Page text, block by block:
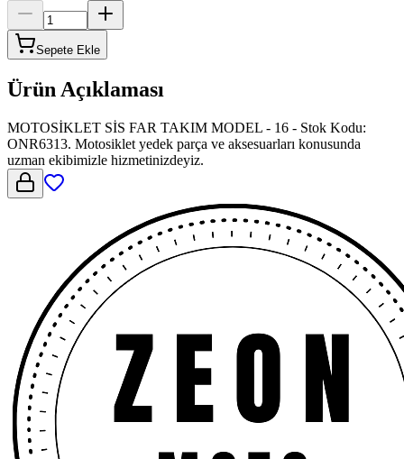
Sepete Ekle
Ürün Açıklaması
MOTOSİKLET SİS FAR TAKIM MODEL - 16 - Stok Kodu:
ONR6313. Motosiklet yedek parça ve aksesuarları konusunda
uzman ekibimizle hizmetinizdeyiz.